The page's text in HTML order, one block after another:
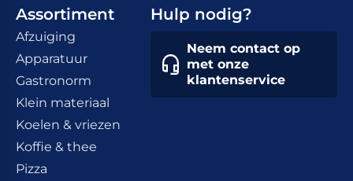
Assortiment
Afzuiging
Apparatuur
Gastronorm
Klein materiaal
Koelen & vriezen
Koffie & thee
Pizza
Hulp nodig?
Neem contact op
met onze
klantenservice